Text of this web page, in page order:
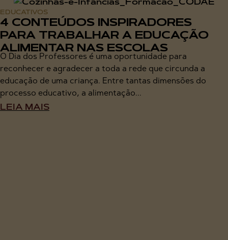
EDUCATIVOS
4 CONTEÚDOS INSPIRADORES
PARA TRABALHAR A EDUCAÇÃO
ALIMENTAR NAS ESCOLAS
O Dia dos Professores é uma oportunidade para
reconhecer e agradecer a toda a rede que circunda a
educação de uma criança. Entre tantas dimensões do
processo educativo, a alimentação...
LEIA MAIS